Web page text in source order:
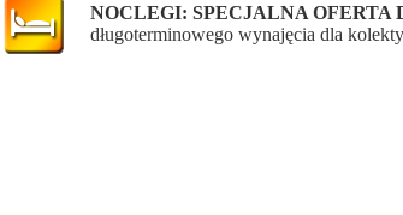
NOCLEGI: SPECJALNA
długoterminowego wynajęcia dla